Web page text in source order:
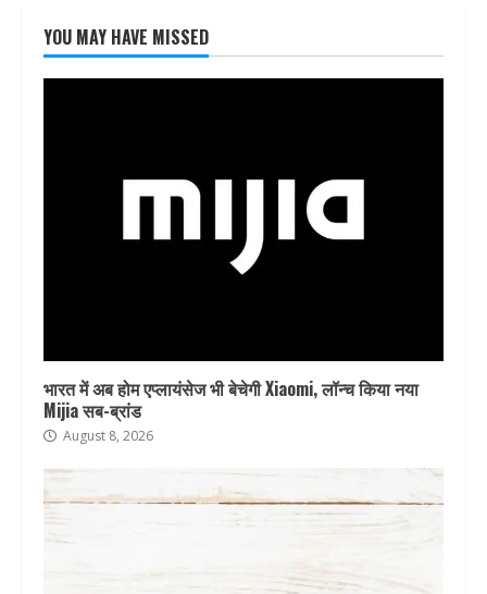
YOU MAY HAVE MISSED
भारत में अब होम एप्लायंसेज भी बेचेगी Xiaomi, लॉन्च किया नया
Mijia सब-ब्रांड
August 8, 2026